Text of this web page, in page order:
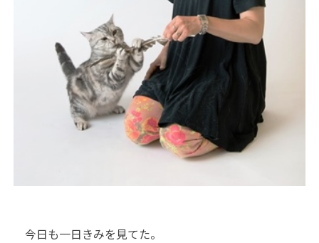
今日も一日きみを見てた。